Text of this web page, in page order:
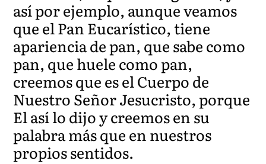
así por ejemplo, aunque veamos
que el Pan Eucarístico, tiene
apariencia de pan, que sabe como
pan, que huele como pan,
creemos que es el Cuerpo de
Nuestro Señor Jesucristo, porque
El así lo dijo y creemos en su
palabra más que en nuestros
propios sentidos.